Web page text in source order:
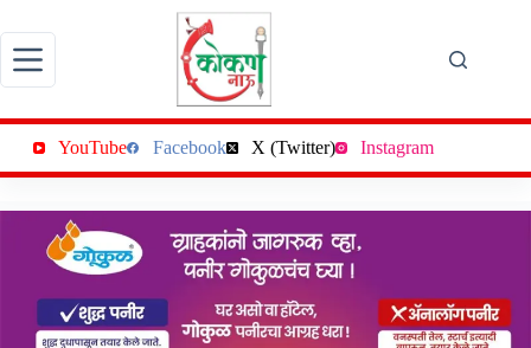
to
content
YouTube Facebook X (Twitter) Instagram